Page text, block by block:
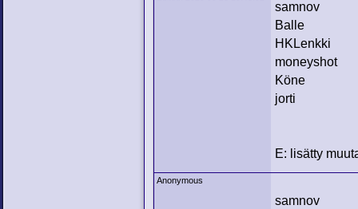
samnov
Balle
HKLenkki
moneyshot
Köne
jorti
E: lisätty
Anonymous
samnov